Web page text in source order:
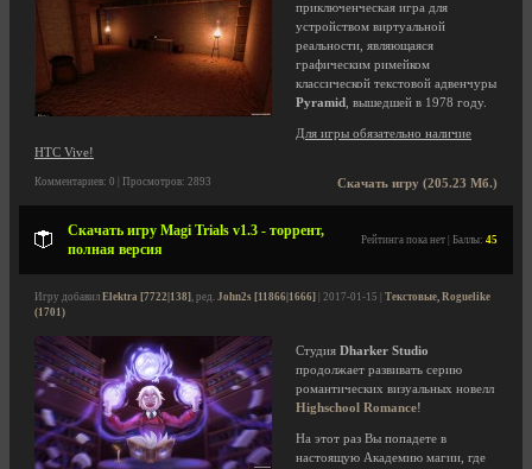
приключенческая игра для
устройством виртуальной
реальности, являющаяся
графическим римейком
классической текстовой адвенчуры
Pyramid
, вышедшей в 1978 году.
Для игры обязательно наличие
HTC Vive!
Скачать игру (205.23 Мб.)
Комментариев: 0 | Просмотров: 2893
Скачать игру Magi Trials v1.3 - торрент,
полная версия
Рейтинга пока нет | Баллы: 45
Игру добавил Elektra [7722|138], ред. John2s [11866|1666] | 2017-01-15 | Текстовые, Roguelike
(1701)
Студия Dharker Studio
продолжает развивать серию
романтических визуальных новелл
Highschool Romance!
На этот раз Вы попадете в
настоящую Академию магии, где